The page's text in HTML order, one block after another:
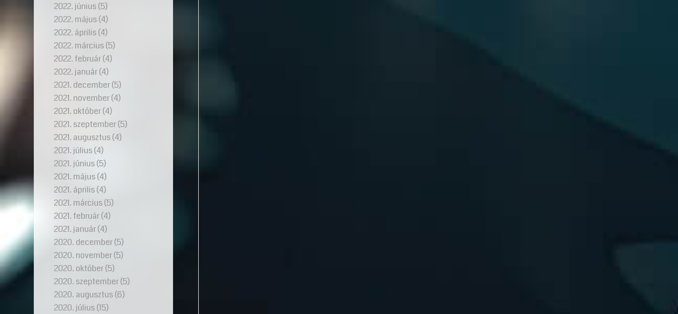
2022. június(5)
2022. május(4)
2022. április(4)
2022. március(5)
2022. február(4)
2022. január(4)
2021. december(5)
2021. november(4)
2021. október(4)
2021. szeptember(5)
2021. augusztus(4)
2021. július(4)
2021. június(5)
2021. május(4)
2021. április(4)
2021. március(5)
2021. február(4)
2021. január(4)
2020. december(5)
2020. november(5)
2020. október(5)
2020. szeptember(5)
2020. augusztus(6)
2020. július(15)